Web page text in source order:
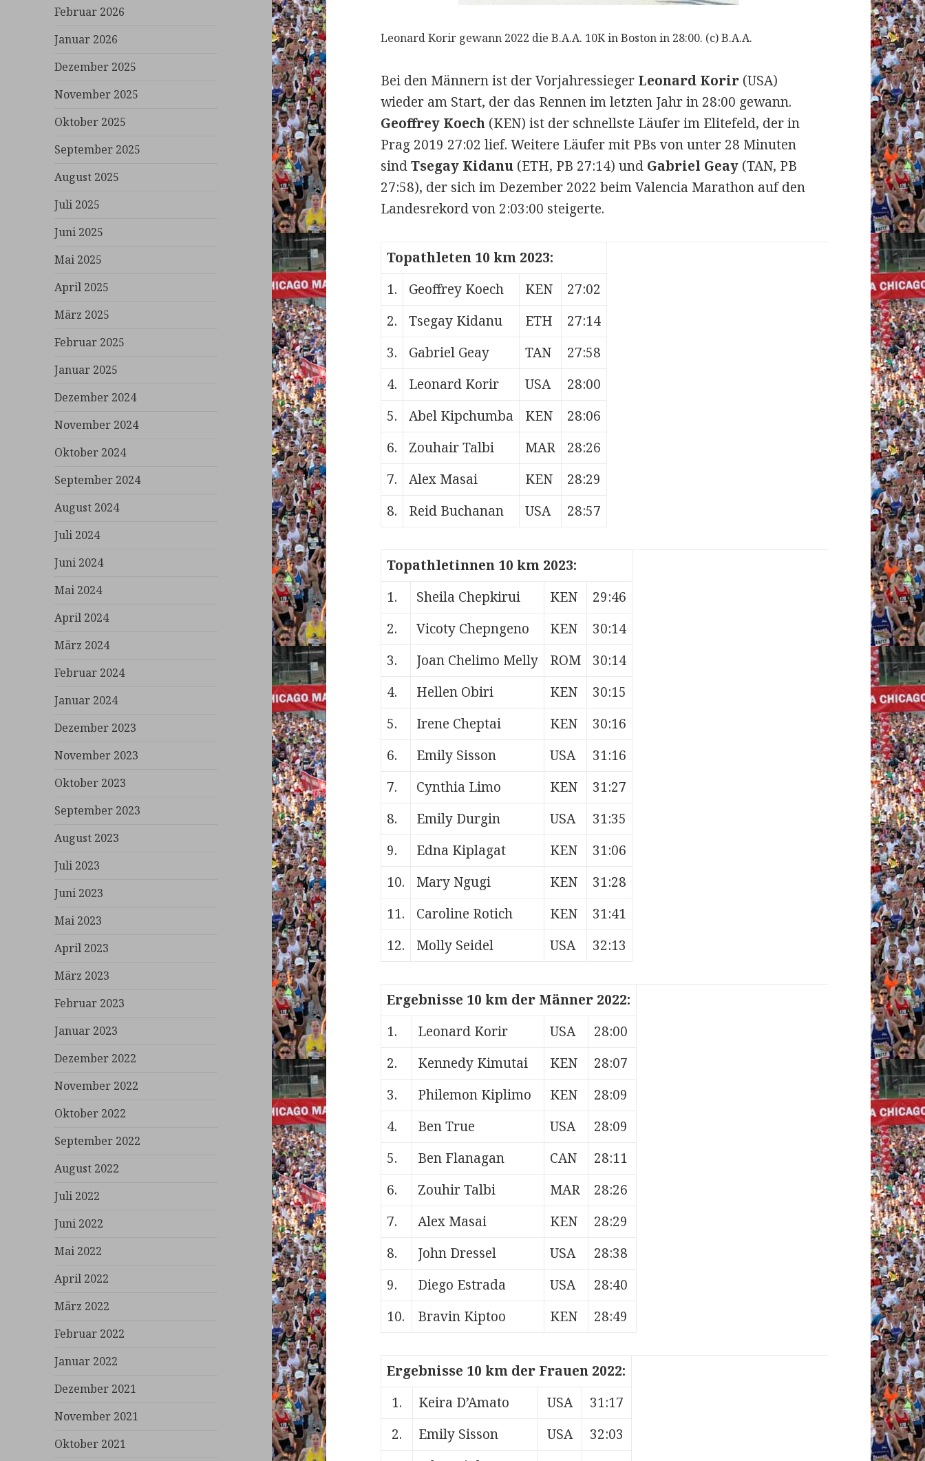
Februar 2026
Januar 2026
Dezember 2025
November 2025
Oktober 2025
September 2025
August 2025
Juli 2025
Juni 2025
Mai 2025
April 2025
März 2025
Februar 2025
Januar 2025
Dezember 2024
November 2024
Oktober 2024
September 2024
August 2024
Juli 2024
Juni 2024
Mai 2024
April 2024
März 2024
Februar 2024
Januar 2024
Dezember 2023
November 2023
Oktober 2023
September 2023
August 2023
Juli 2023
Juni 2023
Mai 2023
April 2023
März 2023
Februar 2023
Januar 2023
Dezember 2022
November 2022
Oktober 2022
September 2022
August 2022
Juli 2022
Juni 2022
Mai 2022
April 2022
März 2022
Februar 2022
Januar 2022
Dezember 2021
November 2021
Oktober 2021
Leonard Korir gewann 2022 die B.A.A. 10K in Boston in 28:00. (c) B.A.A.
Bei den Männern ist der Vorjahressieger Leonard Korir (USA)
wieder am Start, der das Rennen im letzten Jahr in 28:00 gewann.
Geoffrey Koech (KEN) ist der schnellste Läufer im Elitefeld, der in
Prag 2019 27:02 lief. Weitere Läufer mit PBs von unter 28 Minuten
sindTsegay Kidanu (ETH, PB 27:14) und Gabriel Geay (TAN, PB
27:58), der sich im Dezember 2022 beim Valencia Marathon auf den
Landesrekord von 2:03:00 steigerte.
Topathleten 10 km 2023:
1.
Geoffrey Koech KEN
27:02
2.
Tsegay Kidanu ETH
27:14
3.
Gabriel Geay TAN
27:58
4.
Leonard Korir USA
28:00
5.
Abel Kipchumba KEN
28:06
6.
Zouhair Talbi MAR
28:26
7.
Alex Masai KEN
28:29
8.
Reid Buchanan USA 28:57
Topathletinnen 10 km 2023:
1.
Sheila Chepkirui KEN
29:46
2.
Vicoty Chepngeno KEN
30:14
3.
Joan Chelimo Melly ROM
30:14
4.
Hellen Obiri KEN
30:15
5.
Irene Cheptai KEN
30:16
6.
Emily Sisson USA
31:16
7.
Cynthia Limo KEN
31:27
8.
Emily Durgin USA
31:35
9.
Edna Kiplagat KEN
31:06
10.
Mary Ngugi KEN
31:28
11.
Caroline Rotich KEN
31:41
12.
Molly Seidel USA 32:13
Ergebnisse 10 km der Männer 2022:
1.
Leonard Korir USA
28:00
2.
Kennedy Kimutai KEN
28:07
3.
Philemon Kiplimo KEN
28:09
4.
Ben True USA
28:09
5.
Ben Flanagan CAN
28:11
6.
Zouhir Talbi MAR
28:26
7.
Alex Masai KEN
28:29
8.
John Dressel USA
28:38
9.
Diego Estrada USA
28:40
10.
Bravin Kiptoo KEN 28:49
Ergebnisse 10 km der Frauen 2022:
1.
Keira D’Amato USA
31:17
2.
Emily Sisson USA
32:03